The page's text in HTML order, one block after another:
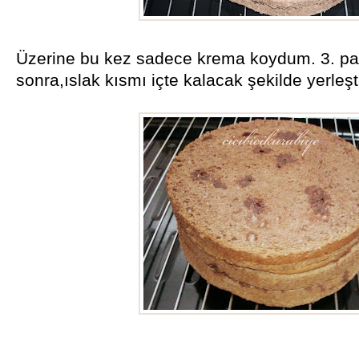
Üzerine bu kez sadece krema koydum. 3.
sonra,ıslak kısmı içte kalacak şekilde